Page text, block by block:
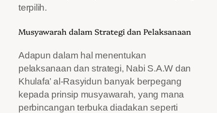
terpilih.
Musyawarah dalam Strategi dan Pelaksanaan
Adapun dalam hal menentukan
pelaksanaan dan strategi, Nabi S.A.W dan
Khulafa’ al-Rasyidun banyak berpegang
kepada prinsip musyawarah, yang mana
perbincangan terbuka diadakan seperti